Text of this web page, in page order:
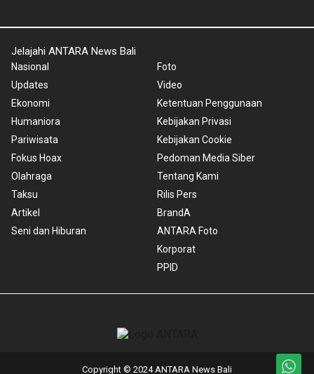
Jelajahi ANTARA News Bali
Nasional
Updates
Ekonomi
Humaniora
Pariwisata
Fokus Hoax
Olahraga
Taksu
Artikel
Seni dan Hiburan
Foto
Video
Ketentuan Penggunaan
Kebijakan Privasi
Kebijakan Cookie
Pedoman Media Siber
Tentang Kami
Rilis Pers
BrandA
ANTARA Foto
Korporat
PPID
Copyright © 2024 ANTARA News Bali